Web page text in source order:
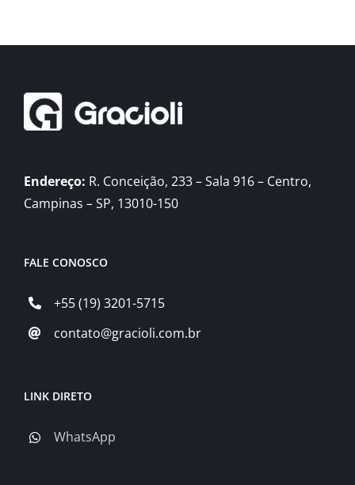
Endereço: R. Conceição, 233 – Sala 916 – Centro,
Campinas – SP, 13010-150
FALE CONOSCO
+55 (19) 3201-5715
contato@gracioli.com.br
LINK DIRETO
WhatsApp